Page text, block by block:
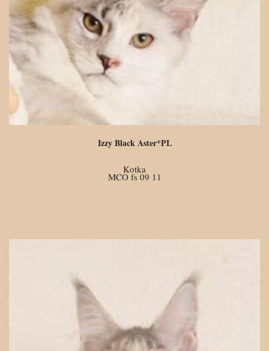
Izzy Black Aster*PL
Kotka
MCO fs 09 11